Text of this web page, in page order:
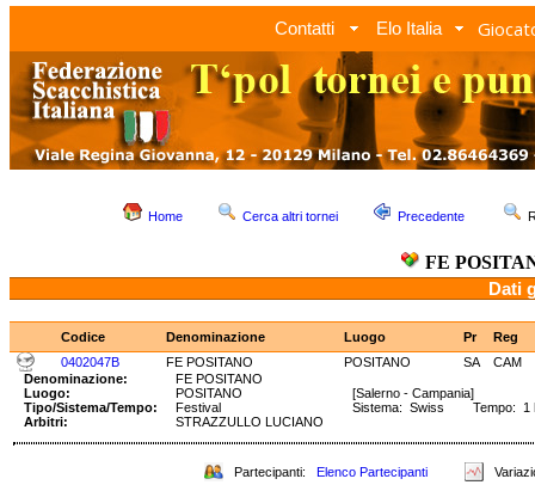
Contatti Elo Italia
Home Cerca altri tornei Precedente
FE
Dati
Codice Denominazione Luogo Pr
Reg
0402047B
FE POSITANO POSITANO SA
CAM
Denominazione:
FE POSITANO
Luogo:
POSITANO
[Salerno - Campania]
Tipo/Sistema/Tempo:
Festival
Sistema: Swiss Tempo: 1 h
Arbitri:
STRAZZULLO LUCIANO
Partecipanti: Elenco Partecipanti